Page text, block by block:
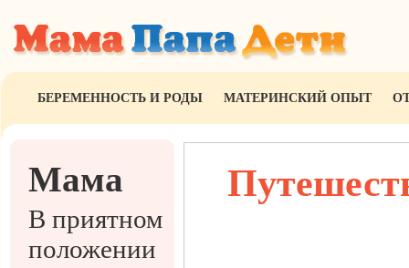
БЕРЕМЕННОСТЬ И РОДЫ МАТЕРИНСКИЙ ОПЫТ
Мама
В приятном
положении